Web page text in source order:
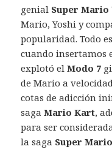
genial Super
Mario, Yoshi y
popularidad. Todo
cuando insertamos
explotó elModo 7
de Mario a
cotas de adicción
sagaMario Kart,
para ser
la saga Super